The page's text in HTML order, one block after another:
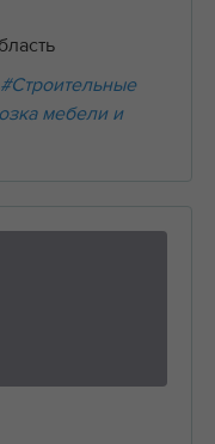
#Строительные
мебели и